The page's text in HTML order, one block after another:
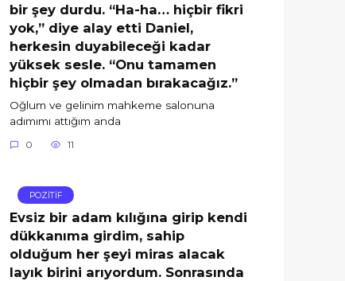
bir şey durdu. “Ha-ha… hiçbir fikri
yok,” diye alay etti Daniel,
herkesin duyabileceği kadar
yüksek sesle. “Onu tamamen
hiçbir şey olmadan bırakacağız.”
Oğlum ve gelinim mahkeme salonuna
adımımı attığım anda
0 11
POZİTİF
Evsiz bir adam kılığına girip kendi
dükkanıma girdim, sahip
olduğum her şeyi miras alacak
layık birini arıyordum. Sonrasında